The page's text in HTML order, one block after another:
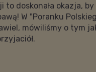
to doskonała okazja,
W "Poranku
mówiliśmy o tym